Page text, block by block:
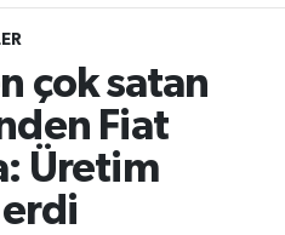
çok satan
Fiat
Üretim
ve Fikstür